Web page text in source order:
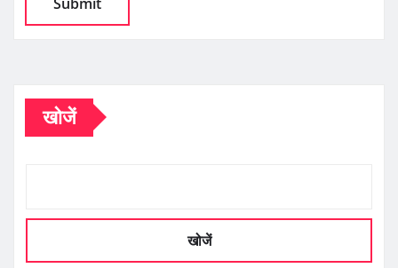
खोजें
खोजें